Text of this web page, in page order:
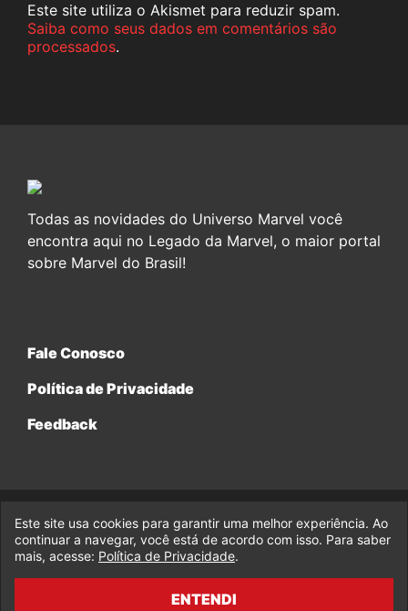
Este site utiliza o Akismet para reduzir spam.
Saiba como seus dados em comentários são
processados.
Todas as novidades do Universo Marvel você
encontra aqui no Legado da Marvel, o maior portal
sobre Marvel do Brasil!
Fale Conosco
Política de Privacidade
Feedback
© 2017-2026 Legado da Marvel, uma empresa da Legado
Enterprises.
fabiolobo
Este site usa cookies para garantir uma melhor experiência. Ao
continuar a navegar, você está de acordo com isso. Para saber
mais, acesse: Política de Privacidade.
ENTENDI